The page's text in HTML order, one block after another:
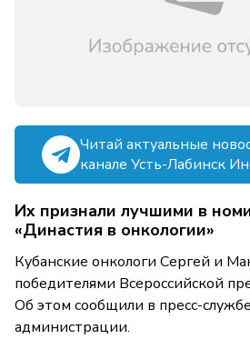
Читай актуальные
канале Усть-Лабинск
Их признали лучшими в
«Династия в онкологии»
Кубанские онкологи Сергей и
победителями Всероссийской
Об этом сообщили в пресс-
администрации.